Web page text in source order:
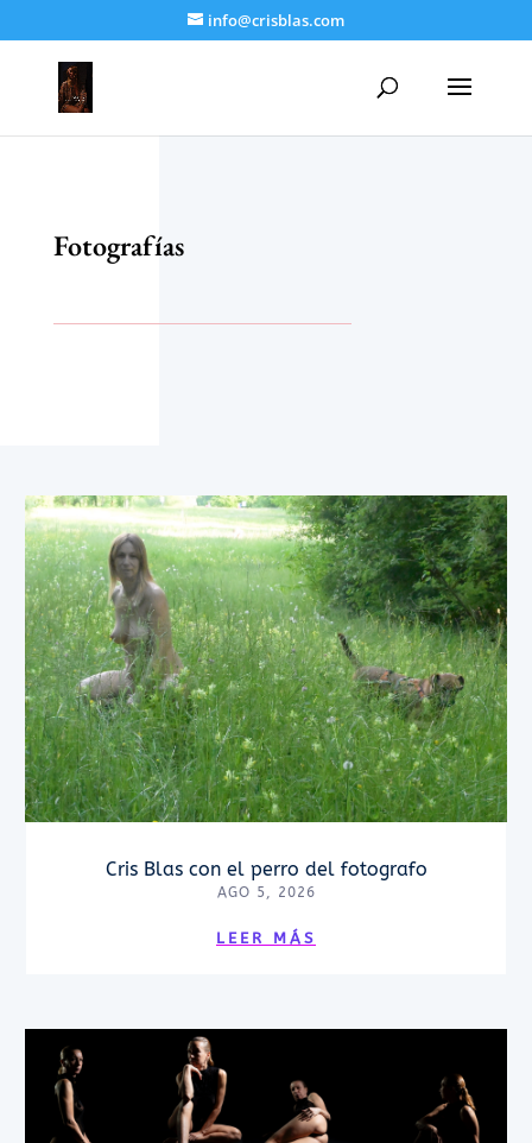
info@crisblas.com
Fotografías
Cris Blas con el perro del fotografo
AGO 5, 2026
LEER MÁS